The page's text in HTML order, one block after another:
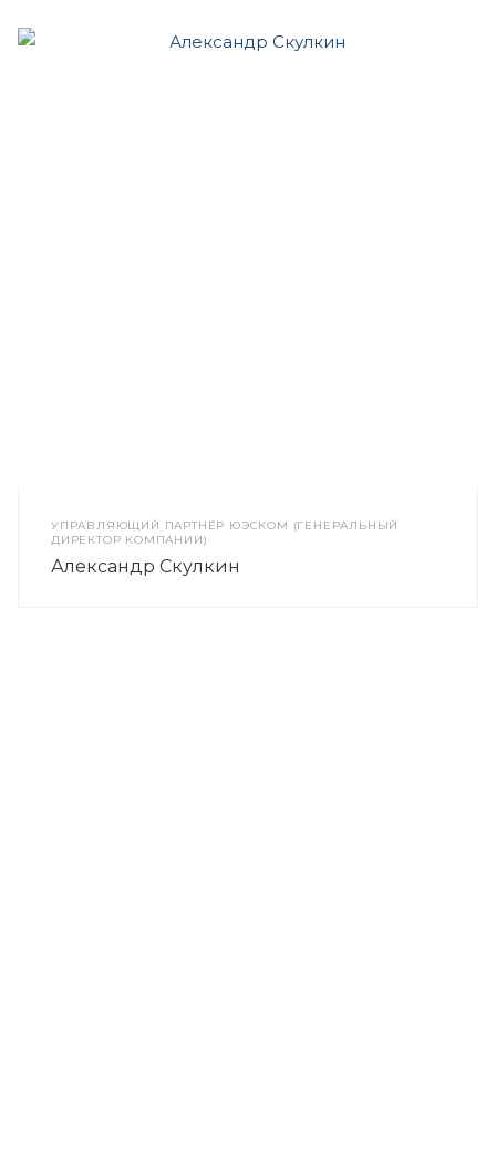
УПРАВЛЯЮЩИЙ ПАРТНЁР ЮЭСКОМ (ГЕНЕРАЛЬНЫЙ
ДИРЕКТОР КОМПАНИИ)
Александр Скулкин